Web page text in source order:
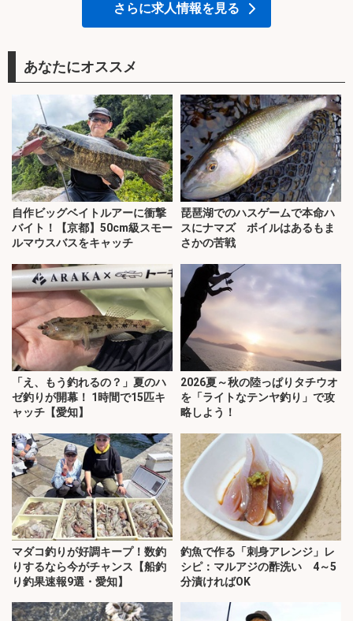
さらに求人情報を見る
あなたにオススメ
自作ビッグベイトルアーに衝撃
バイト！【京都】50cm級スモー
ルマウスバスをキャッチ
琵琶湖でのハスゲームで本命ハ
スにナマズ ボイルはあるもま
さかの苦戦
「え、もう釣れるの？」夏のハ
ゼ釣りが開幕！ 1時間で15匹キ
ャッチ【愛知】
2026夏～秋の陸っぱりタチウオ
を「ライトなテンヤ釣り」で攻
略しよう！
マダコ釣りが好調キープ！数釣
りするなら今がチャンス【船釣
り釣果速報9選・愛知】
釣魚で作る「刺身アレンジ」レ
シピ：マルアジの酢洗い 4～5
分漬ければOK